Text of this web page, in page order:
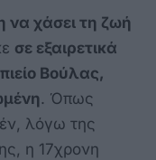
να χάσει τη ζωή
σε εξαιρετικά
Βούλας,
. Όπως
λόγω της
η 17χρονη